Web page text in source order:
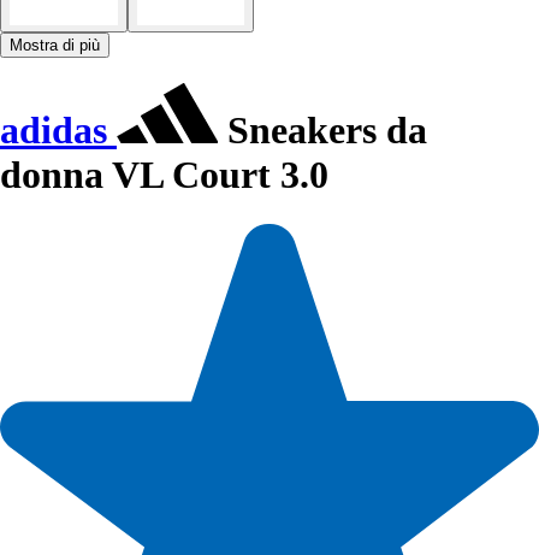
Mostra di più
adidas
Sneakers da
donna VL Court 3.0